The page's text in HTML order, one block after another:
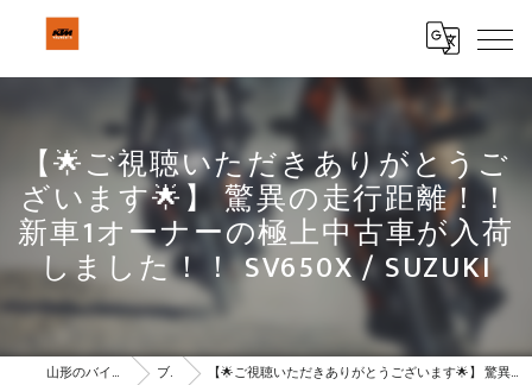
【🌟ご視聴いただきありがとうご
ざいます🌟】 驚異の走行距離！！
新車1オーナーの極上中古車が入荷
しました！！ SV650X / SUZUKI
山形のバイクはBeSTAR株式会社 ブログ 【🌟ご視聴いただきありがとうございます🌟】 驚異の走行距離！！ 新車1オーナーの極上中古車が入荷しました！！ SV650X / SUZUKI